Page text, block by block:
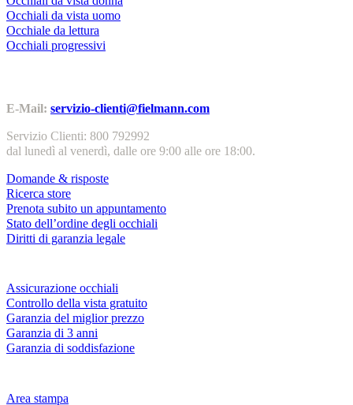
Occhiali da vista uomo
Occhiale da lettura
Occhiali progressivi
E-Mail: servizio-clienti@fielmann.com
Servizio Clienti: 800 792992
dal lunedì al venerdì, dalle ore 9:00 alle ore 18:00.
Domande & risposte
Ricerca store
Prenota subito un appuntamento
Stato dell’ordine degli occhiali
Diritti di garanzia legale
Assicurazione occhiali
Controllo della vista gratuito
Garanzia del miglior prezzo
Garanzia di 3 anni
Garanzia di soddisfazione
Area stampa